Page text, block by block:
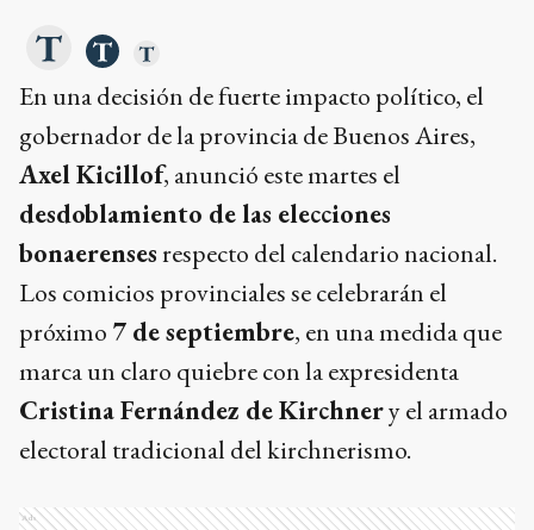
En una decisión de fuerte impacto político, el
gobernador de la provincia de Buenos Aires,
Axel Kicillof, anunció este martes el
desdoblamiento de las elecciones
bonaerensesrespecto del calendario nacional.
Los comicios provinciales se celebrarán el
próximo 7 de septiembre, en una medida que
marca un claro quiebre con la expresidenta
Cristina Fernández de Kirchnery el armado
electoral tradicional del kirchnerismo.
Ads